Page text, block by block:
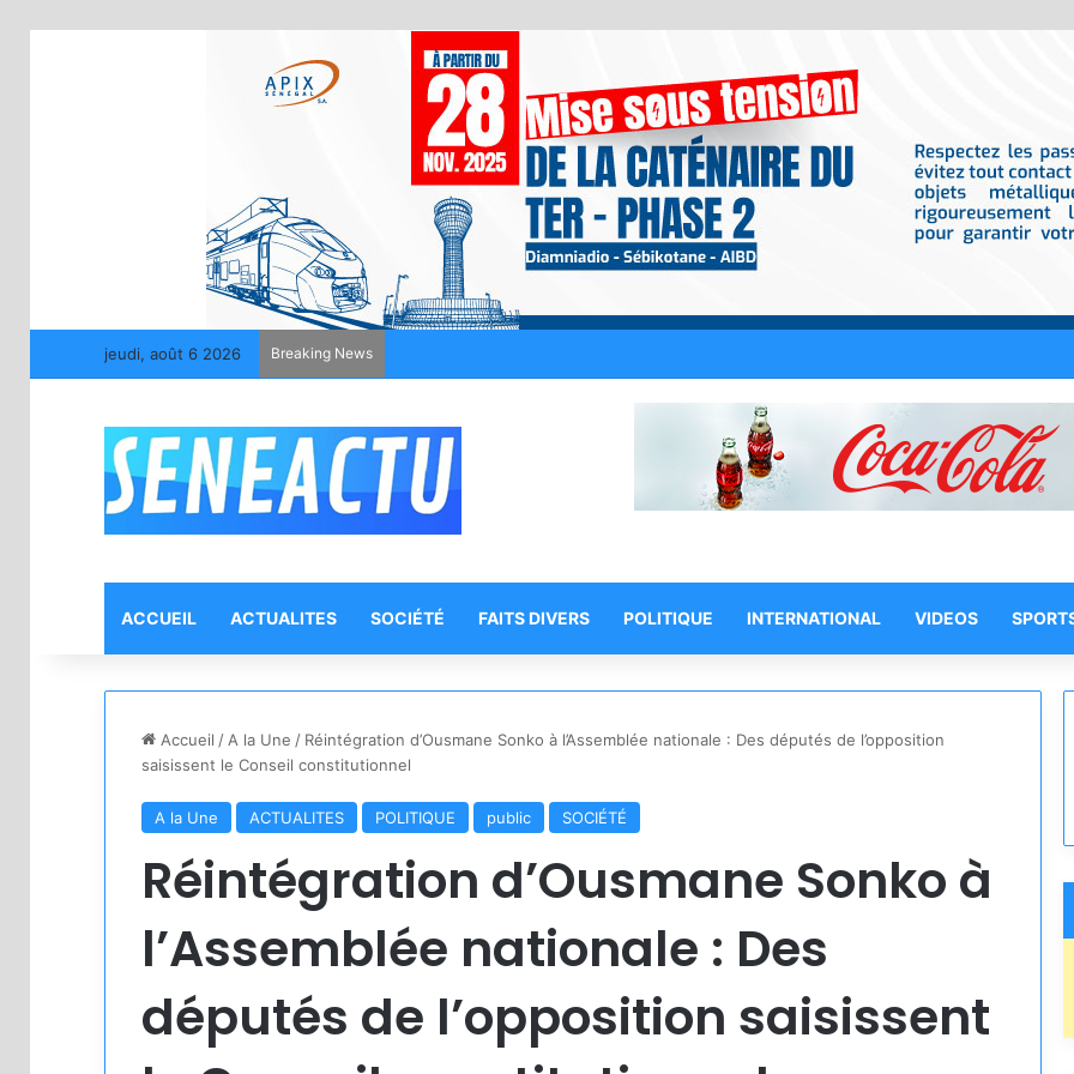
jeudi, août 6 2026 Breaking News
ACCUEIL ACTUALITES SOCIÉTÉ FAITS DIVERS POLITIQUE INTERNATIONAL VIDEOS
Accueil / A la Une / Réintégration d’Ousmane Sonko à l’Assemblée nationale : Des députés de l’opposition
saisissent le Conseil constitutionnel
A la Une ACTUALITES POLITIQUE public SOCIÉTÉ
Réintégration d’Ousmane Sonko à
l’Assemblée nationale : Des
députés de l’opposition saisissent